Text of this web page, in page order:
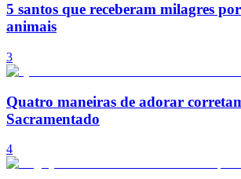
5 santos que receberam milagres
animais
3
Quatro maneiras de adorar
Sacramentado
4